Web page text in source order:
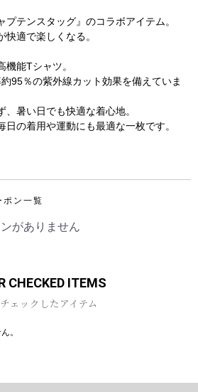
続ける カートへ進む
プテンスタッグ』のコラボアイテム。
適で楽しくなる。
機能Tシャツ。
95％の紫外線カット効果を備えていま
、暑い日でも快適な着心地。
日の着用や運動にも最適な一枚です。
ポン一覧
がありません
CHECKED ITEMS
ェックしたアイテム
。